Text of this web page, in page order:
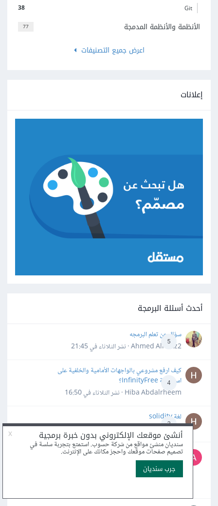
38 Git
77
الأنظمة والأنظمة المدمجة
اعرض جميع التصنيفات
إعلانات
أحدث أسئلة البرمجة
5
سؤال عن تعلم البرمجه
Ahmed Alhafiz2 · نشر
الثلاثاء في 21:45
4
كيف ارفع مشروعي بالواجهات الأمامية والخلفية على
استضافة InfinityFree؟
Hiba Abdalrheem · نشر
الثلاثاء في 16:50
3
لغة solidity
Hiba Abdalrheem · نشر
20 يوليو
4
ما هي أفضل المصادر المجانية (كورسات، كتب، أدوات) لتعلّم
واحترام لغة C++، وما هي أهم الأخطاء الشائعة التي يجب
تجنبها؟